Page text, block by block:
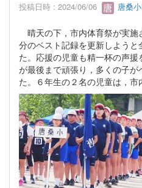
投稿日時 : 2024/06/06 唐桑
晴天の下，市内体育祭が実施
分のベスト記録を更新しよう
た。応援の児童も精一杯の声
が最後まで頑張り，多くの子
た。６年生の２名の児童は，市